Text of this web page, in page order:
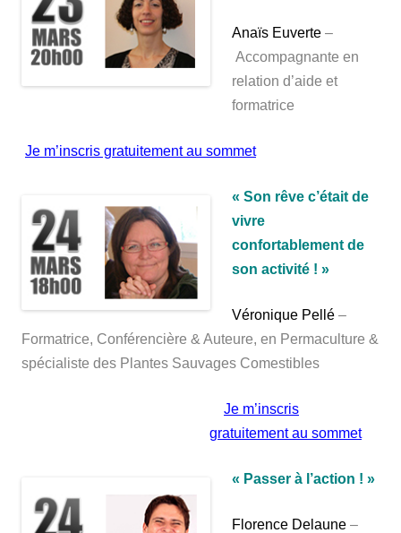
Anaïs Euverte –
Accompagnante en
relation d’aide et
formatrice
Je m’inscris gratuitement au sommet
« Son rêve c’était de
vivre
confortablement de
son activité ! »
Véronique Pellé –
Formatrice, Conférencière & Auteure, en Permaculture &
spécialiste des Plantes Sauvages Comestibles
Je m’inscris
gratuitement au sommet
« Passer à l’action ! »
Florence Delaune –